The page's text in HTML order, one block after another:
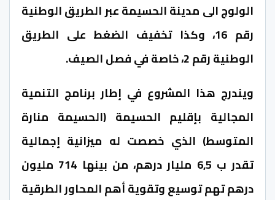
الولوج الى مدينة الحسيمة عبر الطريق الوطنية
رقم 16، وكذا تخفيف الضغط على الطريق
الوطنية رقم 2، خاصة في فصل الصيف.
ويندرج هذا المشروع في إطار برنامج التنمية
المجالية بإقليم الحسيمة (الحسيمة منارة
المتوسط) الذي خصصت له ميزانية إجمالية
تقدر ب 6,5 مليار درهم، من بينها 714 مليون
درهم تهم توسيع وتقوية أهم المحاور الطرقية